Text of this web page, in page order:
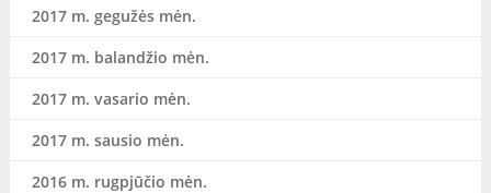
2017 m. gegužės mėn.
2017 m. balandžio mėn.
2017 m. vasario mėn.
2017 m. sausio mėn.
2016 m. rugpjūčio mėn.